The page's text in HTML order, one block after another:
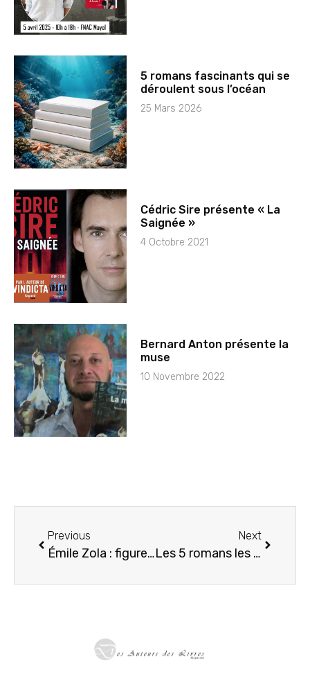
5 romans fascinants qui se
déroulent sous l’océan
25 Mars 2026
Cédric Sire présente « La
Saignée »
4 Octobre 2021
Bernard Anton présente la
muse
10 Novembre 2022
Previous
Émile Zola : figure majeure du naturalisme
Next
Les 5 romans les plus vendus début 2026 en France